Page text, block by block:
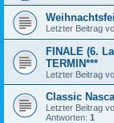
Letzter Beitrag
FINALE (6.
TERMIN***
Letzter Beitrag
Classic
Letzter Beitrag
Antworten: 1